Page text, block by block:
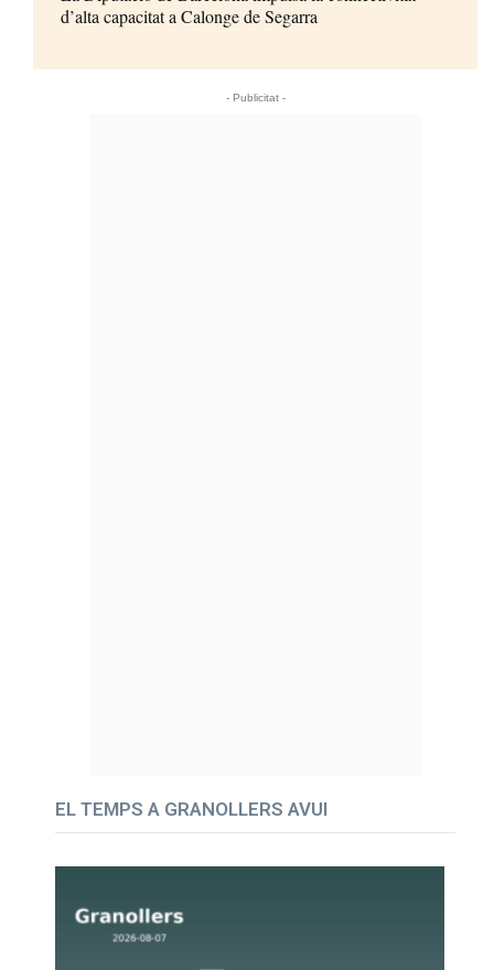
d’alta capacitat a Calonge de Segarra
- Publicitat -
EL TEMPS A GRANOLLERS AVUI